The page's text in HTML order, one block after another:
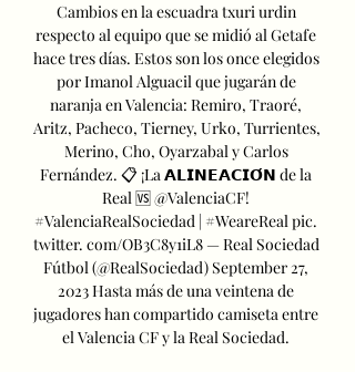
Cambios en la escuadra txuri urdin
respecto al equipo que se midió al Getafe
hace tres días. Estos son los once elegidos
por Imanol Alguacil que jugarán de
naranja en Valencia: Remiro, Traoré,
Aritz, Pacheco, Tierney, Urko, Turrientes,
Merino, Cho, Oyarzabal y Carlos
Fernández. 📋 ¡La 𝗔𝗟𝗜𝗡𝗘𝗔𝗖𝗜𝗢́𝗡 de la
Real 🆚 @ValenciaCF!
#ValenciaRealSociedad | #WeareReal pic.
twitter. com/OB3C8y1iL8 — Real Sociedad
Fútbol (@RealSociedad) September 27,
2023 Hasta más de una veintena de
jugadores han compartido camiseta entre
el Valencia CF y la Real Sociedad.